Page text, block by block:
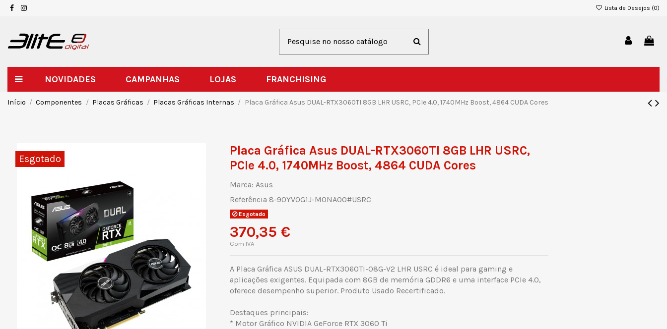
Lista de Desejos (0)
NOVIDADES CAMPANHAS LOJAS FRANCHISING
Início Componentes Placas Gráficas Placas Gráficas Internas Placa Gráfica Asus DUAL-RTX3060TI 8GB LHR USRC, PCIe 4.0, 1740MHz Boost, 4864 CUDA Cores
Esgotado
Placa Gráfica Asus DUAL-RTX3060TI 8GB LHR USRC,
PCIe 4.0, 1740MHz Boost, 4864 CUDA Cores
Marca: Asus
Referência 8-90YV0G1J-M0NA00#USRC
Esgotado
370,35 €
Com IVA
A Placa Gráfica ASUS DUAL-RTX3060TI-O8G-V2 LHR USRC é ideal para gaming e
aplicações exigentes. Equipada com 8GB de memória GDDR6 e uma interface PCIe 4.0,
oferece desempenho superior. Produto Usado Recertificado.
Destaques principais:
* Motor Gráfico NVIDIA GeForce RTX 3060 Ti